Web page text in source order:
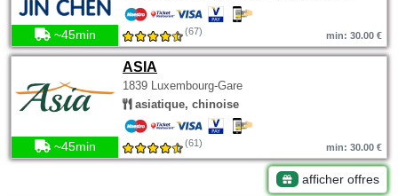
~45min (67) min: 30.00 €
ASIA
1839 Luxembourg-Gare
asiatique, chinoise
~45min (61) min: 30.00 €
afficher offres